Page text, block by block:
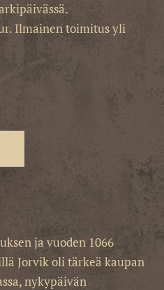
Ilmainen toimitus yli
ja vuoden 1066
Jorvik oli tärkeä kaupan
nykypäivän